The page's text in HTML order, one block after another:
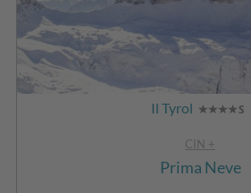
Il Tyrol
CIN +
Prima Neve